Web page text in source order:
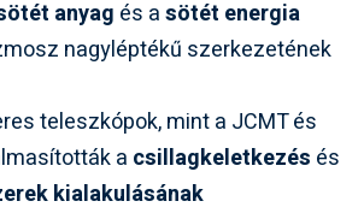
anyag és asötét energia
nagyléptékű szerkezetének
teleszkópok, mint a JCMT és
a csillagkeletkezés és
kialakulásának